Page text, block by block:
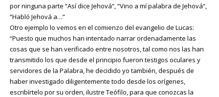
por ninguna parte “Así dice Jehová“, “Vino a mí palabra de Jehová“,
“Habló Jehová a…”
Otro ejemplo lo vemos en el comienzo del evangelio de Lucas:
“Puesto que muchos han intentado narrar ordenadamente las
cosas que se han verificado entre nosotros, tal como nos las han
transmitido los que desde el principio fueron testigos oculares y
servidores de la Palabra, he decidido yo también, después de
haber investigado diligentemente todo desde los orígenes,
escribírtelo por su orden, ilustre Teófilo, para que conozcas la